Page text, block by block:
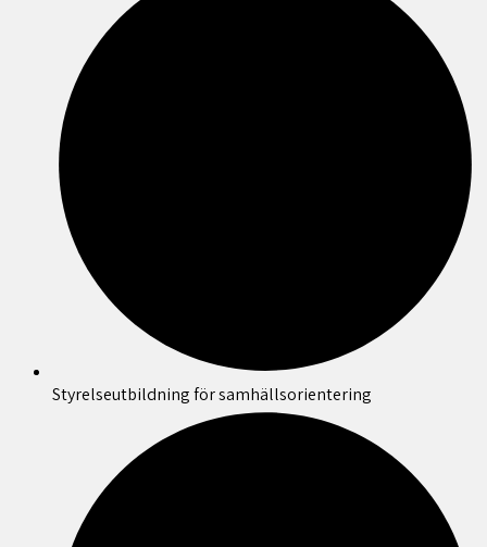
Styrelseutbildning för samhällsorientering